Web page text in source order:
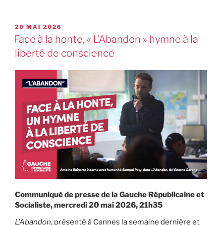
20 MAI 2026
Face à la honte, « L’Abandon » hymne à la
liberté de conscience
Communiqué de presse de la Gauche Républicaine et
Socialiste, mercredi 20 mai 2026, 21h35
L’Abandon, présenté à Cannes la semaine dernière et